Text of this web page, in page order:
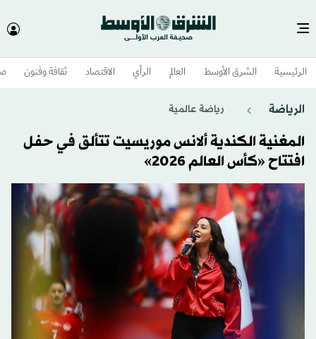
الرئيسية الشرق الأوسط​ العالم الرأي الاقتصاد ثقافة وفنون
الرياضة رياضة عالمية
المغنية الكندية ألانس موريسيت تتألق في حفل
افتتاح «كأس العالم 2026»